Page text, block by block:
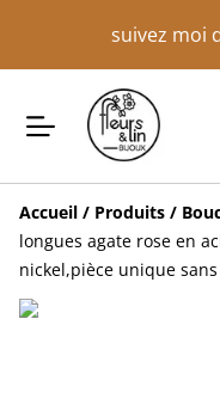
suivez moi
Accueil / Produits /
longues agate rose en
nickel,pièce unique